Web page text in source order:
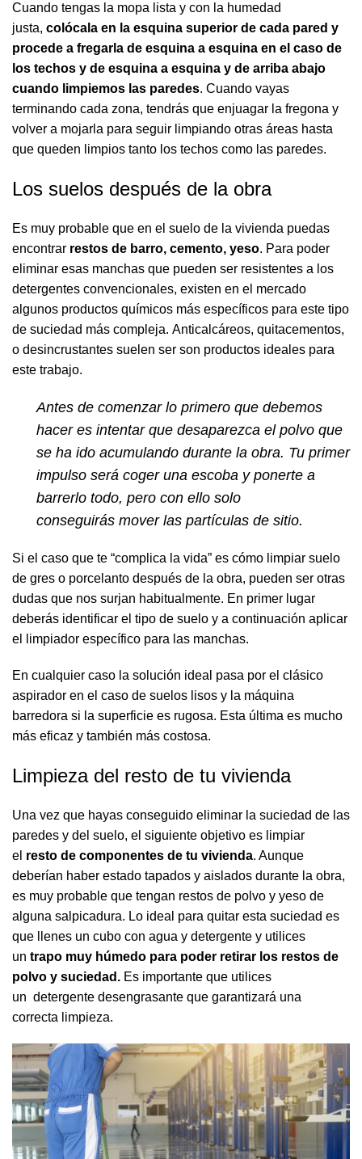
Cuando tengas la mopa lista y con la humedad
justa, colócala en la esquina superior de cada pared y
procede a fregarla de esquina a esquina en el caso de
los techos y de esquina a esquina y de arriba abajo
cuando limpiemos las paredes. Cuando vayas
terminando cada zona, tendrás que enjuagar la fregona y
volver a mojarla para seguir limpiando otras áreas hasta
que queden limpios tanto los techos como las paredes.
Los suelos después de la obra
Es muy probable que en el suelo de la vivienda puedas
encontrar restos de barro, cemento, yeso. Para poder
eliminar esas manchas que pueden ser resistentes a los
detergentes convencionales, existen en el mercado
algunos productos químicos más específicos para este tipo
de suciedad más compleja. Anticalcáreos, quitacementos,
o desincrustantes suelen ser son productos ideales para
este trabajo.
Antes de comenzar lo primero que debemos
hacer es intentar que desaparezca el polvo que
se ha ido acumulando durante la obra. Tu primer
impulso será coger una escoba y ponerte a
barrerlo todo, pero con ello solo
conseguirás mover las partículas de sitio.
Si el caso que te “complica la vida” es cómo limpiar suelo
de gres o porcelanto después de la obra, pueden ser otras
dudas que nos surjan habitualmente. En primer lugar
deberás identificar el tipo de suelo y a continuación aplicar
el
limpiador específico para las manchas.
En cualquier caso la solución ideal pasa por el clásico
aspirador en el caso de suelos lisos y la máquina
barredora si la superficie es rugosa. Esta última es mucho
más eficaz y también más costosa.
Limpieza del resto de tu vivienda
Una vez que hayas conseguido eliminar la suciedad de las
paredes y del suelo, el siguiente objetivo es limpiar
el resto de componentes de tu vivienda. Aunque
deberían haber estado tapados y aislados durante la obra,
es muy probable que tengan restos de polvo y yeso de
alguna salpicadura. Lo ideal para quitar esta suciedad es
que llenes un cubo con agua y detergente y utilices
un trapo muy húmedo para poder retirar los restos de
polvo y suciedad. Es importante que utilices
un detergente desengrasante que garantizará una
correcta limpieza.